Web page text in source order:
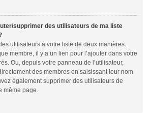
supprimer des utilisateurs de ma liste
utilisateurs à votre liste de deux manières.
membre, il y a un lien pour l’ajouter dans votre
Ou, depuis votre panneau de l’utilisateur,
des membres en saisissant leur nom
également supprimer des utilisateurs de
même page.